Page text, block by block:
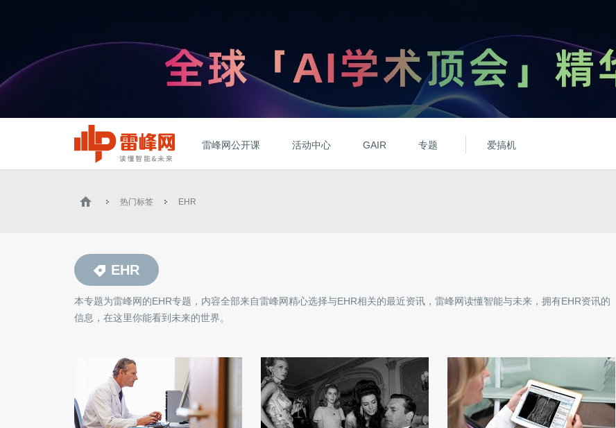
雷峰网公开课 活动中心 GAIR 专题 爱搞机
热门标签 EHR
EHR
本专题为雷峰网的EHR专题，内容全部来自雷峰网精心选择与EHR相关的最近资讯，雷峰网读懂智能与未来，拥有EHR资讯的
信息，在这里你能看到未来的世界。